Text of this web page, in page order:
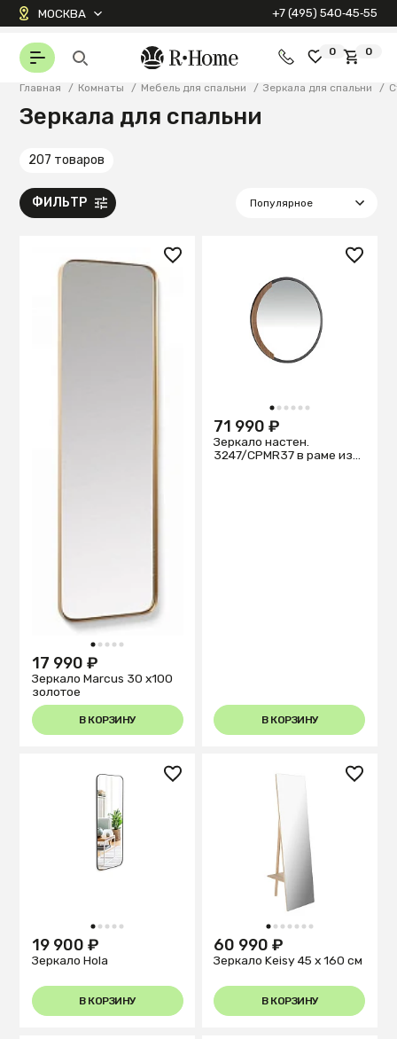
МОСКВА +7 (495) 540‑45‑55
0 0
Главная / Комнаты / Мебель для спальни / Зеркала для спальни /
Зеркала для спальни
207 товаров
ФИЛЬТР
1 2 3 4 5
17 990 ₽
Зеркало Marcus 30 x100
золотое
В КОРЗИНУ
1 2 3 4 5 6
71 990 ₽
Зеркало настен.
3247/CPMR37 в раме из
В КОРЗИНУ
1 2 3 4 5
19 900 ₽
Зеркало Hola
В КОРЗИНУ
1 2 3 4 5 6 7
60 990 ₽
Зеркало Keisy 45 x 160 см
В КОРЗИНУ